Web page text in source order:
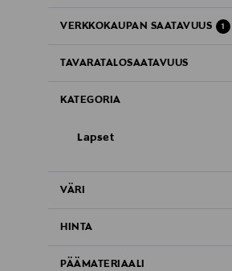
VERKKOKAUPAN SAATAVUUS 1
TAVARATALOSAATAVUUS
KATEGORIA
Lapset
VÄRI
HINTA
PÄÄMATERIAALI